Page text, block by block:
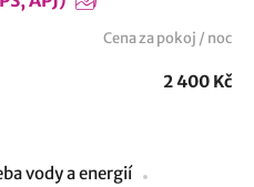
Cena za pokoj / noc
2 400 Kč
vody a energií